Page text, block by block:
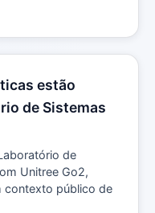
estão
de Sistemas
de
Unitree Go2,
contexto público de